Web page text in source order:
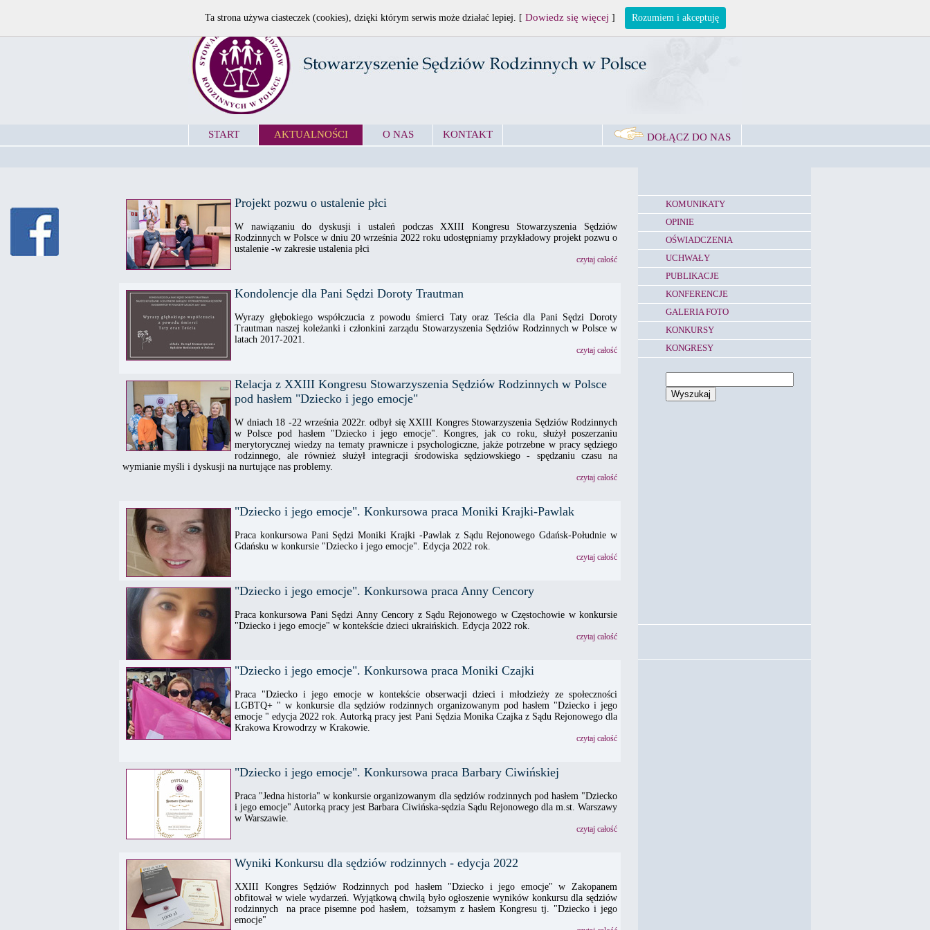
START AKTUALNOŚCI O NAS KONTAKT DOŁĄCZ DO NAS
Projekt pozwu o ustalenie płci
W nawiązaniu do dyskusji i ustaleń podczas XXIII Kongresu Stowarzyszenia Sędziów
Rodzinnych w Polsce w dniu 20 września 2022 roku udostępniamy przykładowy projekt pozwu o
ustalenie -w zakresie ustalenia płci
czytaj całość
Kondolencje dla Pani Sędzi Doroty Trautman
Wyrazy głębokiego współczucia z powodu śmierci Taty oraz Teścia dla Pani Sędzi Doroty
Trautman naszej koleżanki i członkini zarządu Stowarzyszenia Sędziów Rodzinnych w Polsce w
latach 2017-2021.
czytaj całość
Relacja z XXIII Kongresu Stowarzyszenia Sędziów Rodzinnych w Polsce
pod hasłem "Dziecko i jego emocje"
W dniach 18 -22 września 2022r. odbył się XXIII Kongres Stowarzyszenia Sędziów Rodzinnych
w Polsce pod hasłem "Dziecko i jego emocje". Kongres, jak co roku, służył poszerzaniu
merytorycznej wiedzy na tematy prawnicze i psychologiczne, jakże potrzebne w pracy sędziego
rodzinnego, ale również służył integracji środowiska sędziowskiego - spędzaniu czasu na
wymianie myśli i dyskusji na nurtujące nas problemy.
czytaj całość
"Dziecko i jego emocje". Konkursowa praca Moniki Krajki-Pawlak
Praca konkursowa Pani Sędzi Moniki Krajki -Pawlak z Sądu Rejonowego Gdańsk-Południe w
Gdańsku w konkursie "Dziecko i jego emocje". Edycja 2022 rok.
czytaj całość
"Dziecko i jego emocje". Konkursowa praca Anny Cencory
Praca konkursowa Pani Sędzi Anny Cencory z Sądu Rejonowego w Częstochowie w konkursie
"Dziecko i jego emocje" w kontekście dzieci ukraińskich. Edycja 2022 rok.
czytaj całość
"Dziecko i jego emocje". Konkursowa praca Moniki Czajki
Praca "Dziecko i jego emocje w kontekście obserwacji dzieci i młodzieży ze społeczności
LGBTQ+ " w konkursie dla sędziów rodzinnych organizowanym pod hasłem "Dziecko i jego
emocje " edycja 2022 rok. Autorką pracy jest Pani Sędzia Monika Czajka z Sądu Rejonowego dla
Krakowa Krowodrzy w Krakowie.
czytaj całość
"Dziecko i jego emocje". Konkursowa praca Barbary Ciwińskiej
Praca "Jedna historia" w konkursie organizowanym dla sędziów rodzinnych pod hasłem "Dziecko
i jego emocje" Autorką pracy jest Barbara Ciwińska-sędzia Sądu Rejonowego dla m.st. Warszawy
w Warszawie.
czytaj całość
Wyniki Konkursu dla sędziów rodzinnych - edycja 2022
XXIII Kongres Sędziów Rodzinnych pod hasłem "Dziecko i jego emocje" w Zakopanem
obfitował w wiele wydarzeń. Wyjątkową chwilą było ogłoszenie wyników konkursu dla sędziów
rodzinnych na prace pisemne pod hasłem, tożsamym z hasłem Kongresu tj. "Dziecko i jego
emocje"
KOMUNIKATY
OPINIE
OŚWIADCZENIA
UCHWAŁY
PUBLIKACJE
KONFERENCJE
GALERIA FOTO
KONKURSY
KONGRESY
Ta strona używa ciasteczek (cookies), dzięki którym serwis może działać lepiej. [ Dowiedz się więcej ] Rozumiem i akceptuję